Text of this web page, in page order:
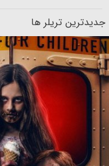
جدیدترین تریلر ها